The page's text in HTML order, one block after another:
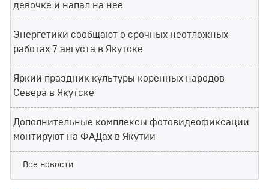
девочке и напал на нее
Энергетики сообщают о срочных неотложных
работах 7 августа в Якутске
Яркий праздник культуры коренных народов
Севера в Якутске
Дополнительные комплексы фотовидеофиксации
монтируют на ФАДах в Якутии
Все новости